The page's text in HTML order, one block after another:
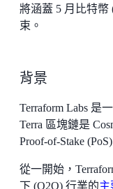
將涵蓋 5 月比特幣
束。
背景
Terraform Labs 是
Terra 區塊鏈是
Proof-of-Stake
從一開始，
下 (O2O) 行業的主